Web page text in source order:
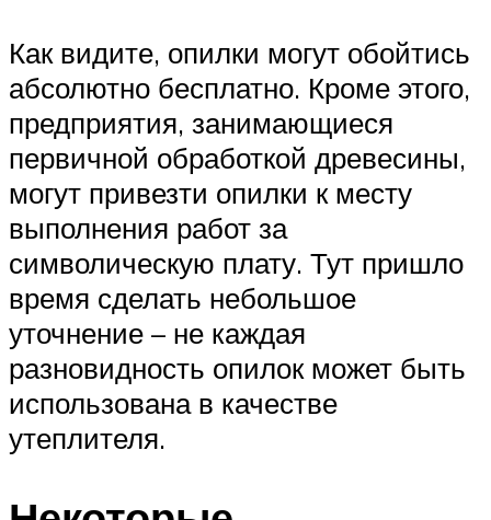
Как видите, опилки могут обойтись
абсолютно бесплатно. Кроме этого,
предприятия, занимающиеся
первичной обработкой древесины,
могут привезти опилки к месту
выполнения работ за
символическую плату. Тут пришло
время сделать небольшое
уточнение – не каждая
разновидность опилок может быть
использована в качестве
утеплителя.